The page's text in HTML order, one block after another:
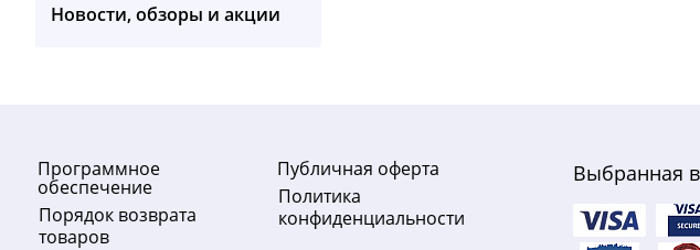
BC 44 Тонометр запястный
Новости, обзоры и акции
Программное
обеспечение
Порядок возврата
товаров
Публичная оферта
Политика
конфиденциальности
Выбранная